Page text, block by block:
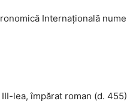
Internațională
lea, împărat roman (d. 455)